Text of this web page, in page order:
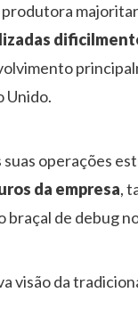
Unido.
suas operações
da empresa,
de debug
visão da